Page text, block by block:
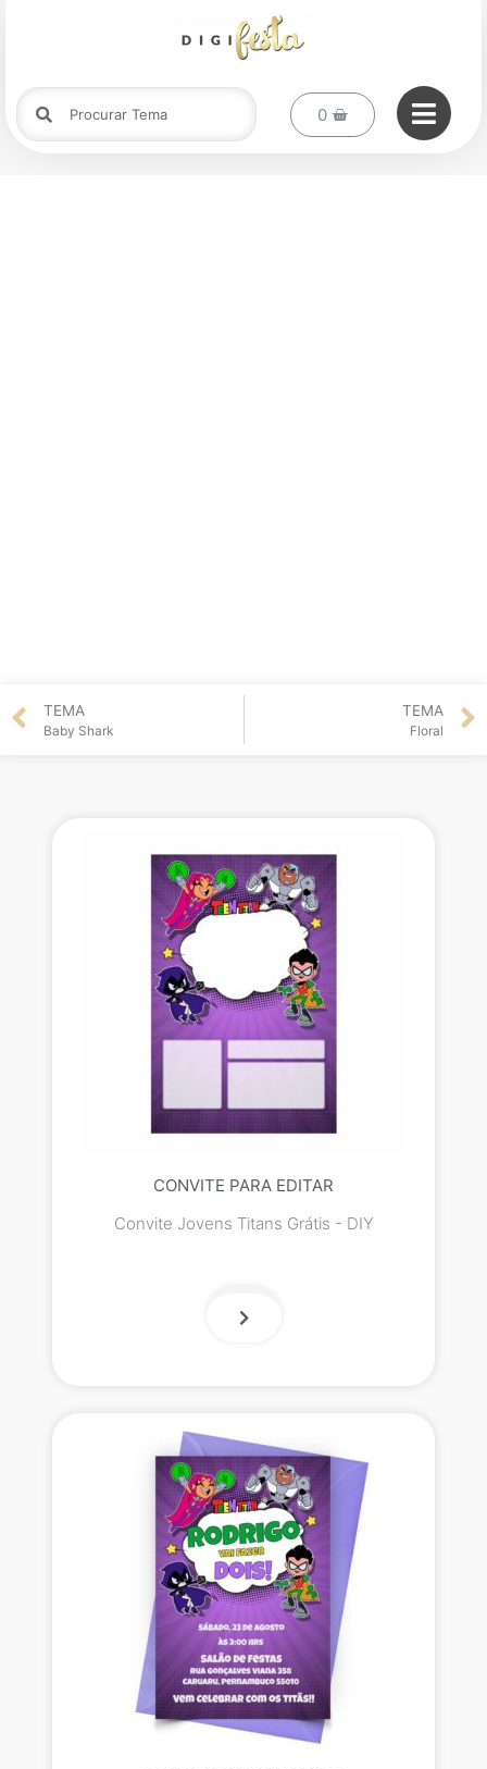
TEMA
Baby Shark
TEMA
Floral
CONVITE PARA EDITAR
Convite Jovens Titans Grátis - DIY